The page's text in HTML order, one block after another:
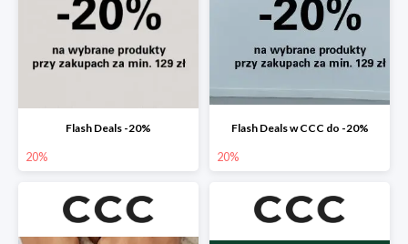
Flash Deals -20%
20%
Flash Deals w CCC do -20%
20%